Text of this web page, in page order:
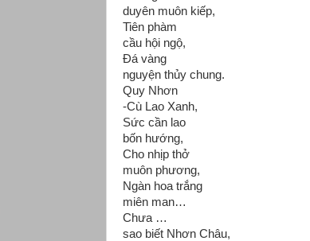
duyên muôn kiếp,
Tiên phàm
cầu hội ngộ,
Đá vàng
nguyện thủy chung.
Quy Nhơn
-Cù Lao Xanh,
Sức cần lao
bốn hướng,
Cho nhịp thở
muôn phương,
Ngàn hoa trắng
miên man…
Chưa …
sao biết Nhơn Châu,